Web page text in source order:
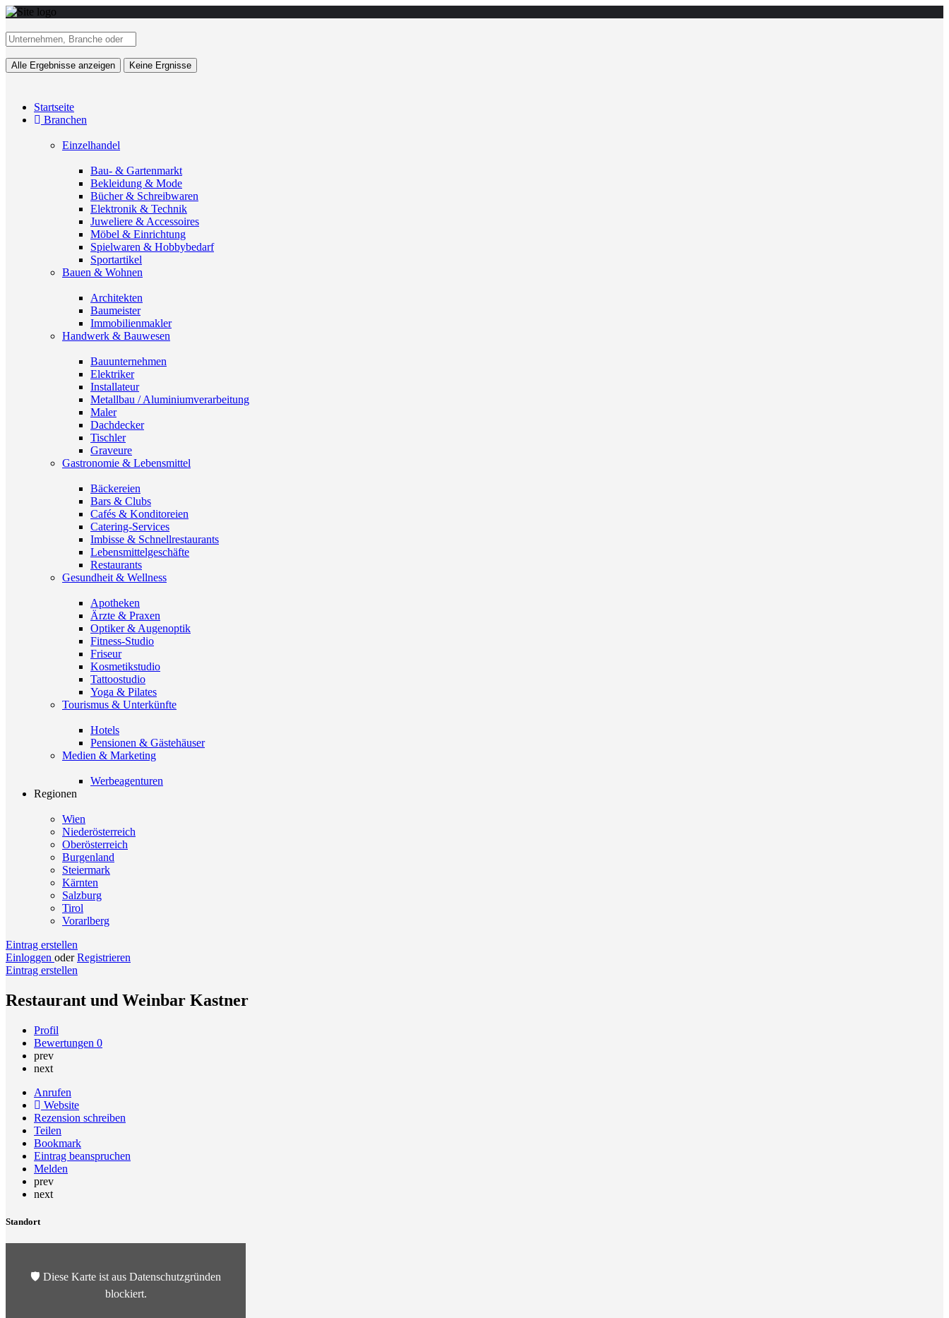
Alle Ergebnisse anzeigen Keine Ergnisse
Startseite
Branchen
Einzelhandel
Bau- & Gartenmarkt
Bekleidung & Mode
Bücher & Schreibwaren
Elektronik & Technik
Juweliere & Accessoires
Möbel & Einrichtung
Spielwaren & Hobbybedarf
Sportartikel
Bauen & Wohnen
Architekten
Baumeister
Immobilienmakler
Handwerk & Bauwesen
Bauunternehmen
Elektriker
Installateur
Metallbau / Aluminiumverarbeitung
Maler
Dachdecker
Tischler
Graveure
Gastronomie & Lebensmittel
Bäckereien
Bars & Clubs
Cafés & Konditoreien
Catering-Services
Imbisse & Schnellrestaurants
Lebensmittelgeschäfte
Restaurants
Gesundheit & Wellness
Apotheken
Ärzte & Praxen
Optiker & Augenoptik
Fitness-Studio
Friseur
Kosmetikstudio
Tattoostudio
Yoga & Pilates
Tourismus & Unterkünfte
Hotels
Pensionen & Gästehäuser
Medien & Marketing
Werbeagenturen
Regionen
Wien
Niederösterreich
Oberösterreich
Burgenland
Steiermark
Kärnten
Salzburg
Tirol
Vorarlberg
Eintrag erstellen
Einloggen oder Registrieren
Eintrag erstellen
Restaurant und Weinbar Kastner
Profil
Bewertungen 0
prev
next
Anrufen
Website
Rezension schreiben
Teilen
Bookmark
Eintrag beanspruchen
Melden
prev
next
Standort
🛡️ Diese Karte ist aus Datenschutzgründen
blockiert.